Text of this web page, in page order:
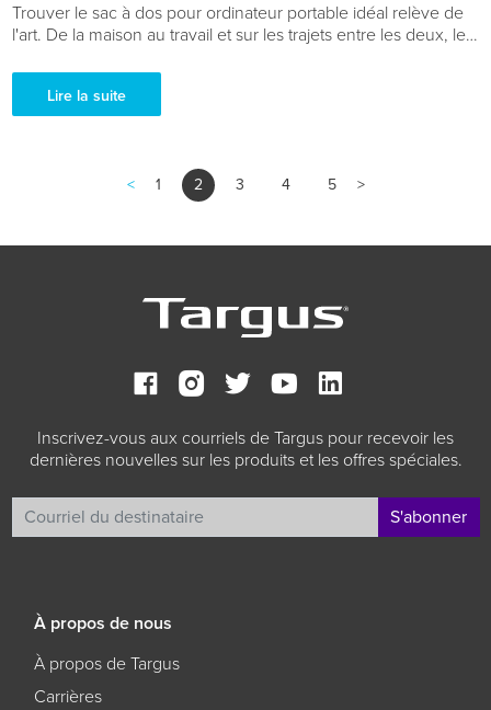
Trouver le sac à dos pour ordinateur portable idéal relève de
l'art. De la maison au travail et sur les trajets entre les deux, les
pour...
Lire la suite
< 1 2 3 4 5 >
Inscrivez-vous aux courriels de Targus pour recevoir les
dernières nouvelles sur les produits et les offres spéciales.
S'abonner
À propos de nous
À propos de Targus
Carrières